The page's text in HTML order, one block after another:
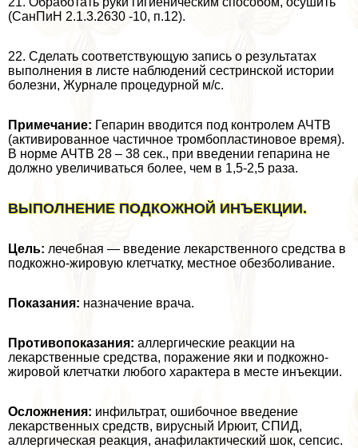
(СанПиН 2.1.3.2630 -10, п.12).
22. Сделать соответствующую запись о результатах
выполнения в листе наблюдений сестринской истории
болезни, Журнале процедурной м/с.
Примечание: Гепарин вводится под контролем АЧТВ
(активированное частичное тромбопластиновое время).
В норме АЧТВ 28 – 38 сек., при введении гепарина не
должно увеличиваться более, чем в 1,5-2,5 раза.
ВЫПОЛНЕНИЕ ПОДКОЖНОЙ ИНЪЕКЦИИ.
Цель: лечебная — введение лекарственного средства в
подкожно-жировую клетчатку, местное обезболивание.
Показания: назначение врача.
Противопоказания: аллергические реакции на
лекарственные средства, поражение яки и подкожно-
жировой клетчатки любого хаpaктера в месте инъекции.
Осложнения: инфильтрат, ошибочное введение
лекарственных средств, вирусный Ирюит, СПИД,
аллергическая реакция, анафилактический шок, сепсис.